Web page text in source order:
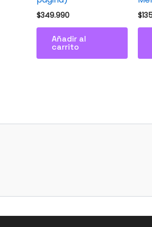
$349.990
Añadir al
carrito
$